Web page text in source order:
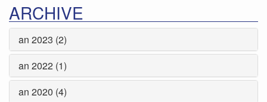
ARCHIVE
an 2023 (2)
an 2022 (1)
an 2020 (4)